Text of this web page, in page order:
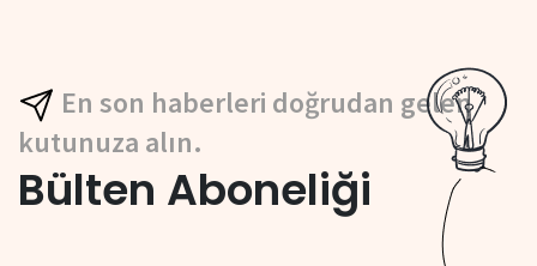
En son haberleri doğrudan gelen
kutunuza alın.
Bülten Aboneliği